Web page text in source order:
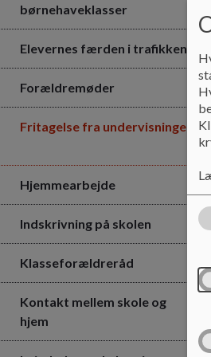
børnehaveklasser
Elevernes færden i trafikken
Forældremøder
Fritagelse fra undervisningen
Hjemmearbejde
Indskrivning på skolen
Klasseforældreråd
Kontakt mellem skole og
hjem